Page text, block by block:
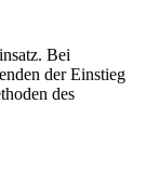
Bei
der Einstieg
des